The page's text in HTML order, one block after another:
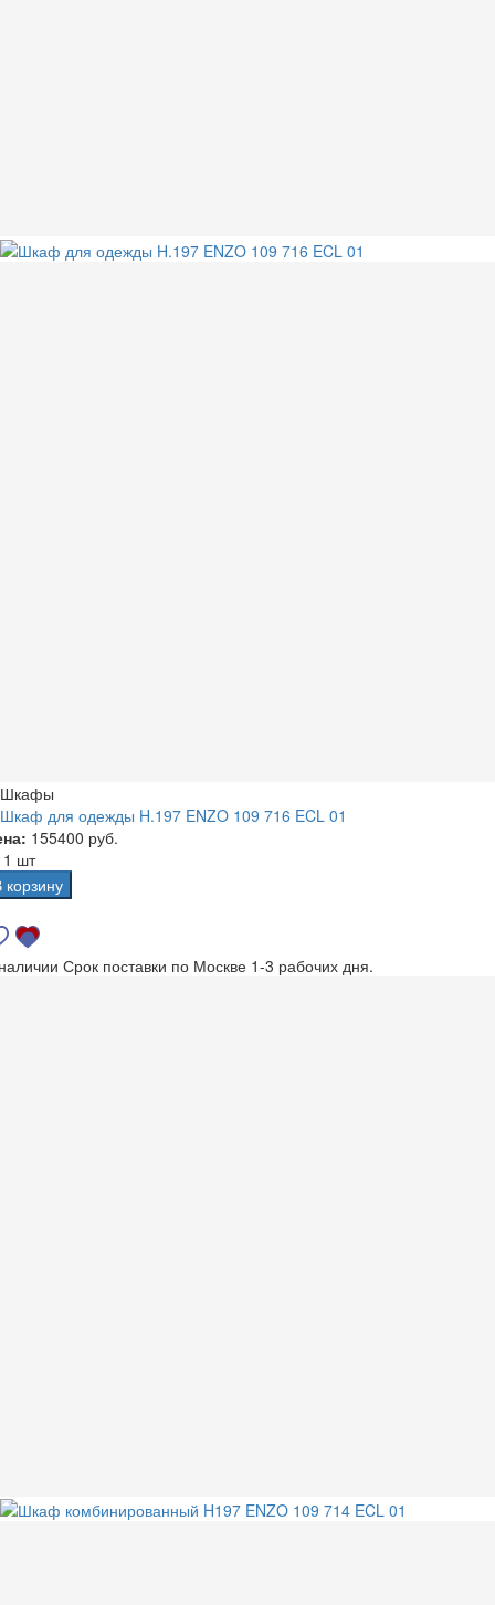
Шкафы
Шкаф для одежды H.197 ENZO 109 716 ECL 01
155400 руб.
1 шт
корзину
Срок поставки по Москве 1-3 рабочих дня.